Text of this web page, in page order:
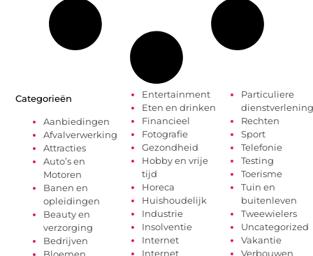
Categorieën
Aanbiedingen
Afvalverwerking
Attracties
Auto’s en
Motoren
Banen en
opleidingen
Beauty en
verzorging
Bedrijven
Entertainment
Eten en drinken
Financieel
Fotografie
Gezondheid
Hobby en vrije
tijd
Horeca
Huishoudelijk
Industrie
Insolventie
Internet
Internet
Particuliere
dienstverlening
Rechten
Sport
Telefonie
Testing
Toerisme
Tuin en
buitenleven
Tweewielers
Uncategorized
Vakantie
Verbouwen